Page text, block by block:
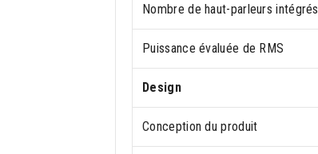
Nombre de haut-parleurs intégrés
Puissance évaluée de RMS
Design
Conception du produit